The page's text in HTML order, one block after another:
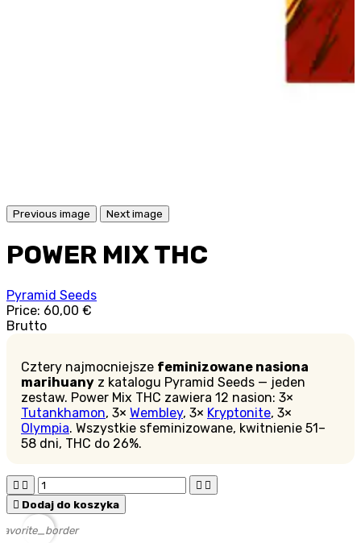
Previous image Next image
POWER MIX THC
Pyramid Seeds
Price: 60,00 €
Brutto
Cztery najmocniejsze feminizowane nasiona
marihuany z katalogu Pyramid Seeds — jeden
zestaw. Power Mix THC zawiera 12 nasion: 3×
Tutankhamon, 3× Wembley, 3× Kryptonite, 3×
Olympia. Wszystkie sfeminizowane, kwitnienie 51–
58 dni, THC do 26%.
   
 Dodaj do koszyka
favorite_border